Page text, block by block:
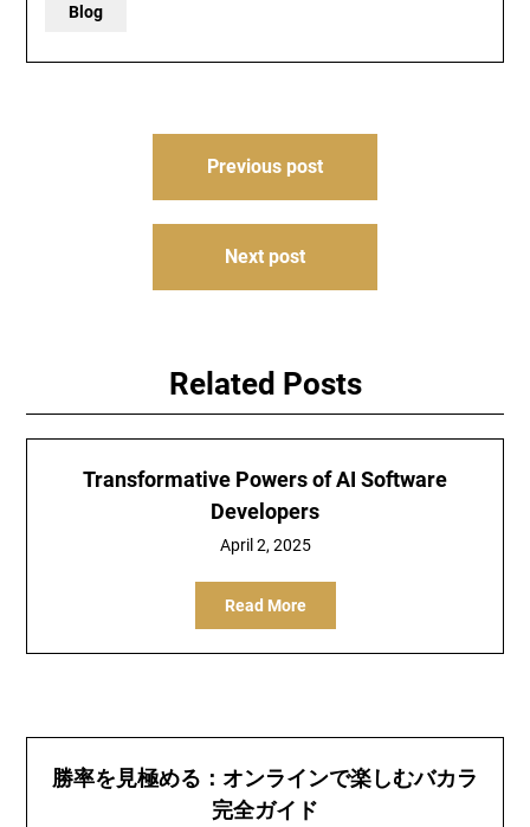
Blog
Previous post
Next post
Related Posts
Transformative Powers of AI Software
Developers
April 2, 2025
Read More
勝率を見極める：オンラインで楽しむバカラ
完全ガイド